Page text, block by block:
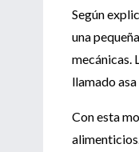
Según
una
mecánicas.
llamado
Con esta